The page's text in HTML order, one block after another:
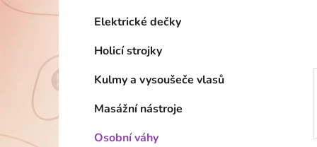
p
n
e
l
Elektrické dečky
Holicí strojky
Kulmy a vysoušeče vlasů
Masážní nástroje
Osobní váhy